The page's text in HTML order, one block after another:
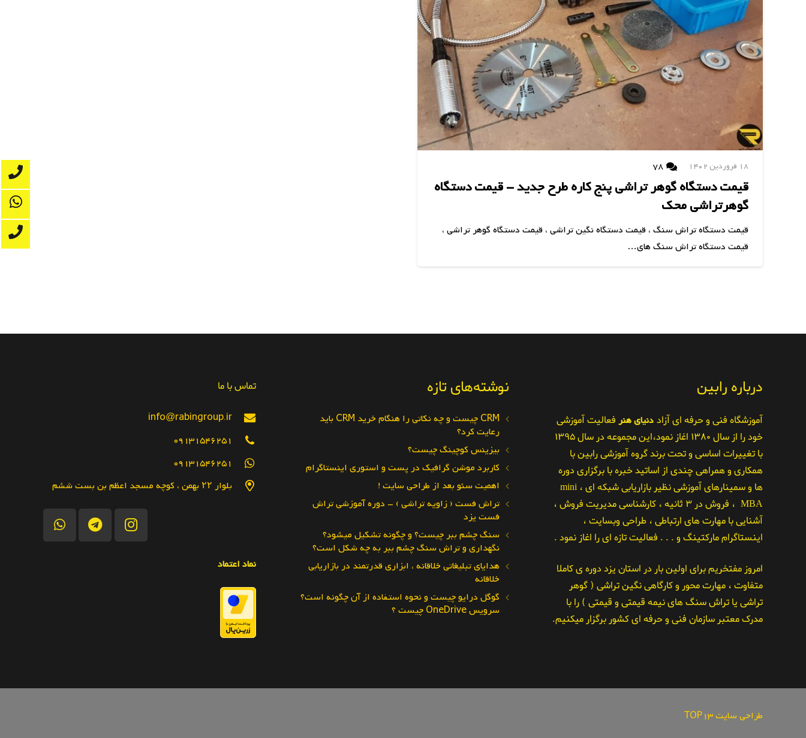
18 فروردین 1402 78دیدگاه
قیمت دستگاه گوهر تراشی پنج کاره طرح جدید – قیمت دستگاه
گوهرتراشی محک
قیمت دستگاه تراش سنگ ، قیمت دستگاه نگین تراشی ، قیمت دستگاه گوهر تراشی ،
قیمت دستگاه تراش سنگ های…
درباره رابین
آموزشگاه فنی و حرفه ای آزاد دنیای هنر فعالیت آموزشی
خود را از سال ۱۳۸۰ اغاز نمود،این مجموعه در سال ۱۳۹۵
با تغییرات اساسی و تحت برند گروه آموزشی رابین با
همکاری و همراهی چندی از اساتید خبره با برگزاری دوره
ها و سمینارهای آموزشی نظیر بازاریابی شبکه ای ، mini
MBA ، فروش در ۳ ثانیه ، کارشناسی مدیریت فروش ،
آشنایی با مهارت های ارتباطی ، طراحی وبسایت ،
اینستاگرام مارکتینگ و . . . فعالیت تازه ای را اغاز نمود .
امروز مفتخریم برای اولین بار در استان یزد دوره ی کاملا
متفاوت ، مهارت محور و کارگاهی نگین تراشی ( گوهر
تراشی یا تراش سنگ های نیمه قیمتی و قیمتی ) را با
مدرک معتبر سازمان فنی و حرفه ای کشور برگزار میکنیم.
نوشته‌های تازه
CRM چیست و چه نکاتی را هنگام خرید CRM باید
رعایت کرد؟
بیزینس کوچینگ چیست؟
کاربرد موشن گرافیک در پست و استوری اینستاگرام
اهمیت سئو بعد از طراحی سایت !
تراش فست ( زاویه تراشی ) – دوره آموزشی تراش
فست یزد
سنگ چشم ببر چیست؟ و چگونه تشکیل میشود؟
نگهداری و تراش سنگ چشم ببر به چه شکل است؟
هدایای تبلیغاتی خلاقانه ، ابزاری قدرتمند در بازاریابی
خلاقانه
گوگل درایو چیست و نحوه استفاده از آن چگونه است؟
سرویس OneDrive چیست ؟
تماس با ما
info@rabingroup.ir
09131546251
09131546251
بلوار ۲۲ بهمن ، کوچه مسجد اعظم بن بست ششم
نماد اعتماد
طراحی سایت TOP13